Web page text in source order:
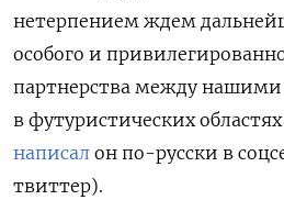
нетерпением ждем
особого и
партнерства между нашими
в футуристических
написал он по-русски в
твиттер).